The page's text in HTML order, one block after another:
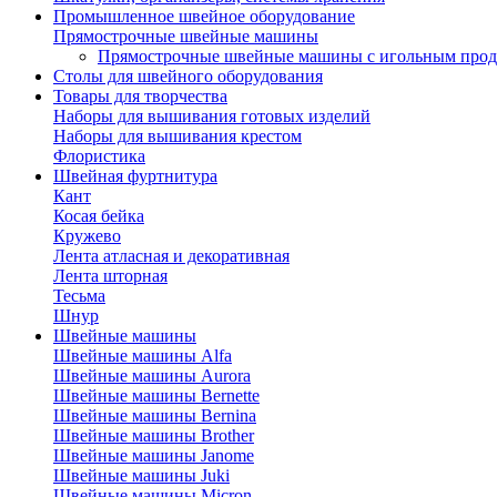
Промышленное швейное оборудование
Прямострочные швейные машины
Прямострочные швейные машины с игольным
Столы для швейного оборудования
Товары для творчества
Наборы для вышивания готовых изделий
Наборы для вышивания крестом
Флористика
Швейная фуртнитура
Кант
Косая бейка
Кружево
Лента aтласная и декоративная
Лента шторная
Тесьма
Шнур
Швейные машины
Швейные машины Alfa
Швейные машины Aurora
Швейные машины Bernette
Швейные машины Bernina
Швейные машины Brother
Швейные машины Janome
Швейные машины Juki